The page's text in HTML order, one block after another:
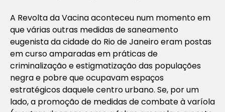
A Revolta da Vacina aconteceu num momento em
que várias outras medidas de saneamento
eugenista da cidade do Rio de Janeiro eram postas
em curso amparadas em práticas de
criminalização e estigmatização das populações
negra e pobre que ocupavam espaços
estratégicos daquele centro urbano. Se, por um
lado, a promoção de medidas de combate à varíola